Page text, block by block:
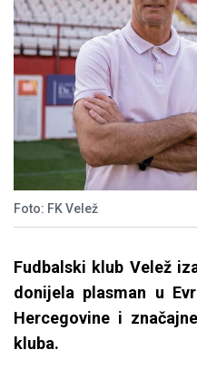
Foto: FK Velež
Fudbalski klub Velež
donijela plasman u
Hercegovine i
kluba.